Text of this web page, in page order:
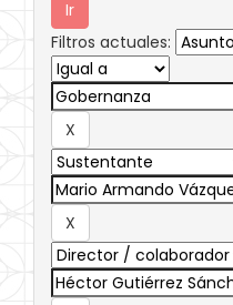
Filtros actuales: